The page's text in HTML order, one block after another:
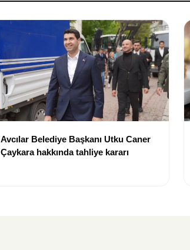
Avcılar Belediye Başkanı Utku Caner
Çaykara hakkında tahliye kararı